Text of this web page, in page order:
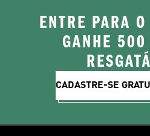
ENTRE PARA
GANHE 500
CADASTRE-SE